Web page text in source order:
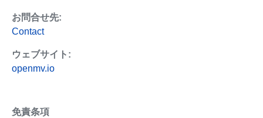
お問合せ先:
Contact
ウェブサイト:
openmv.io
免責条項